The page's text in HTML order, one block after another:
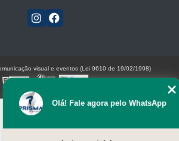
Olá! Fale agora pelo WhatsApp
visual e eventos (Lei 9610 de 19/02/1998)